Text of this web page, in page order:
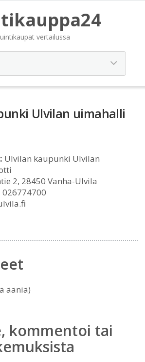
vertailussa
Ulvilan uimahalli
Ulvilan kaupunki Ulvilan
2, 28450 Vanha-Ulvila
026774700
ääniä)
kommentoi tai